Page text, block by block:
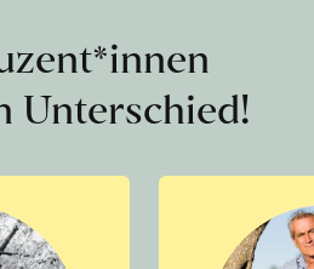
Unterschied!